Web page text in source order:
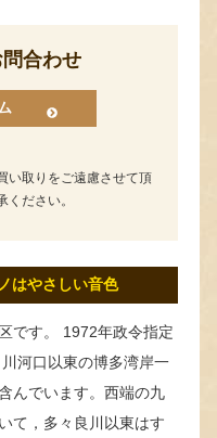
合わせ
い取りをご遠慮させて頂
ください。
はやさしい音色
です。 1972年政令指定
河口以東の博多湾岸一
んでいます。西端の九
て，多々良川以東はす